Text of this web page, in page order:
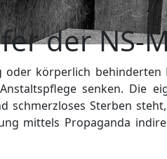
der NS-
oder körperlich
senken. Die
schmerzloses Sterben
mittels Propaganda